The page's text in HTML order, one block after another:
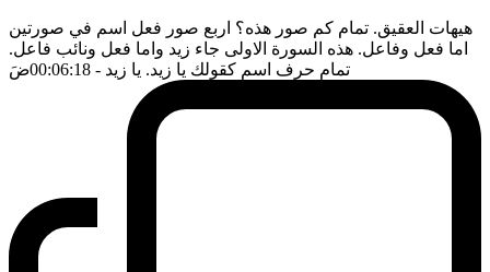
هيهات العقيق. تمام كم صور هذه؟ اربع صور فعل اسم في صورتين
اما فعل وفاعل. هذه السورة الاولى جاء زيد واما فعل ونائب فاعل.
تمام حرف اسم كقولك يا زيد. يا زيد - 00:06:18 ضَ